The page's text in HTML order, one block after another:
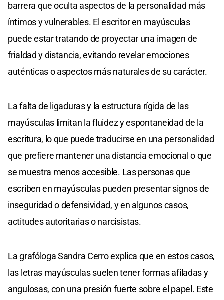
barrera que oculta aspectos de la personalidad más
íntimos y vulnerables. El escritor en mayúsculas
puede estar tratando de proyectar una imagen de
frialdad y distancia, evitando revelar emociones
auténticas o aspectos más naturales de su carácter.
La falta de ligaduras y la estructura rígida de las
mayúsculas limitan la fluidez y espontaneidad de la
escritura, lo que puede traducirse en una personalidad
que prefiere mantener una distancia emocional o que
se muestra menos accesible. Las personas que
escriben en mayúsculas pueden presentar signos de
inseguridad o defensividad, y en algunos casos,
actitudes autoritarias o narcisistas.
La grafóloga Sandra Cerro explica que en estos casos,
las letras mayúsculas suelen tener formas afiladas y
angulosas, con una presión fuerte sobre el papel. Este